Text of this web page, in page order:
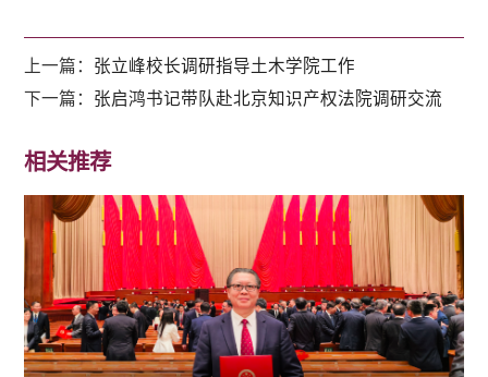
上一篇： 张立峰校长调研指导土木学院工作
下一篇： 张启鸿书记带队赴北京知识产权法院调研交流
相关推荐